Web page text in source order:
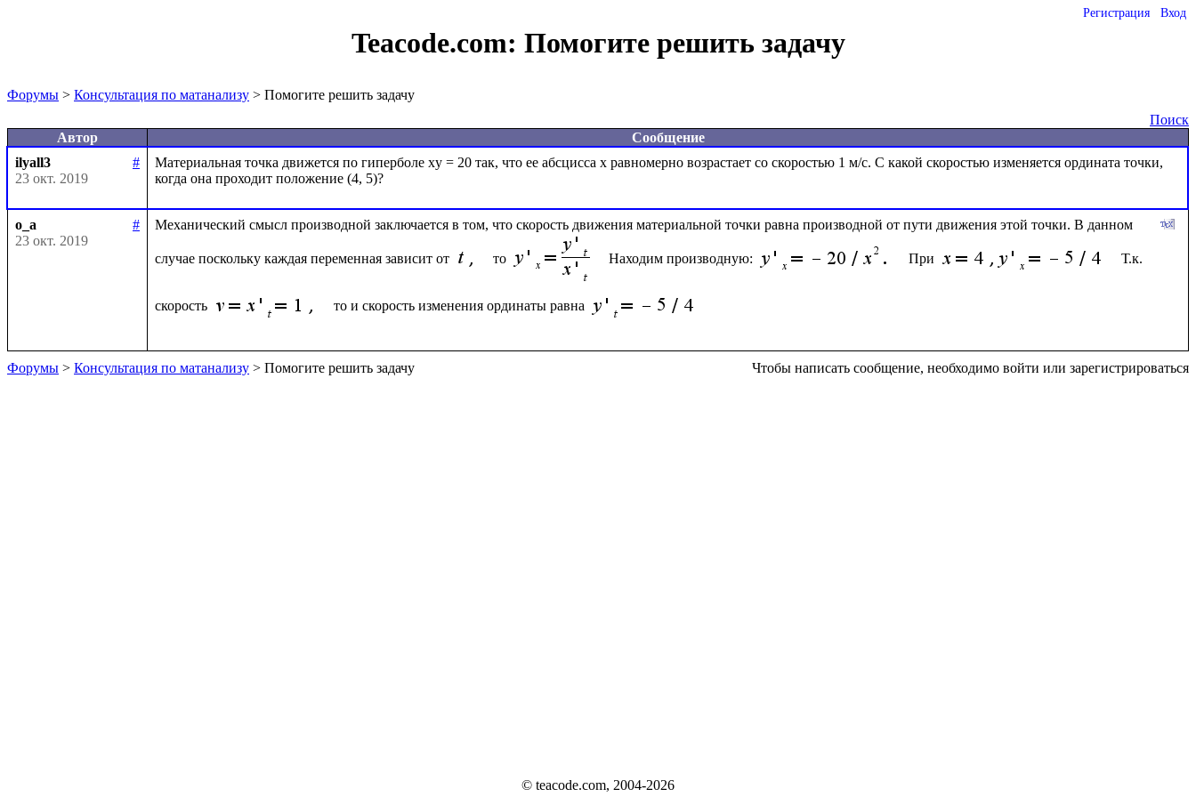
Регистрация Вход
Teacode.com: Помогите решить задачу
Форумы > Консультация по матанализу > Помогите решить задачу
Поиск
Автор
Сообщение
ilyall3
#
23 окт. 2019
Материальная точка движется по гиперболе xy = 20 так, что ее абсцисса x равномерно возрастает со скоростью 1 м/с. С какой скоростью изменяется ордината точки,
o_a
#
23 окт. 2019
Механический смысл производной заключается в том, что скорость движения материальной точки равна производной от пути движения этой точки. В данном
случае поскольку каждая переменная зависит от то Находим производную: При
  Т.к.
скорость то и скорость изменения ординаты равна
Форумы > Консультация по матанализу > Помогите решить задачу Чтобы написать сообщение, необходимо войти или зарегистрироваться
© teacode.com, 2004-2026